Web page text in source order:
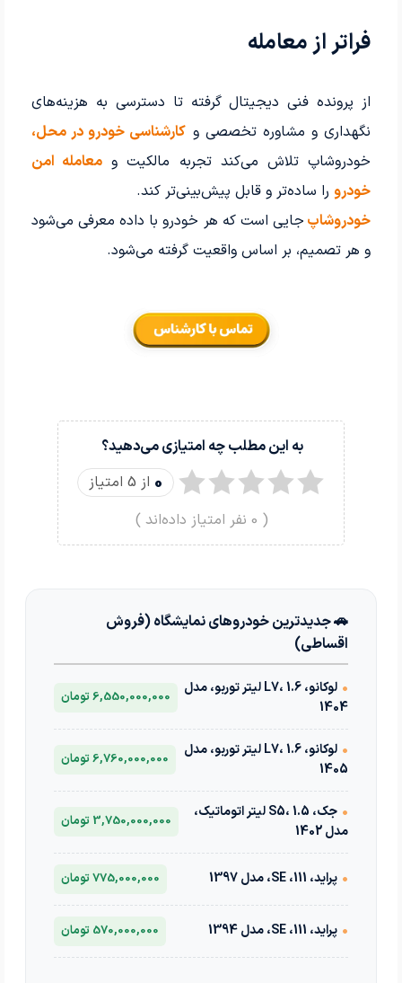
فراتر از معامله
از پرونده فنی دیجیتال گرفته تا دسترسی به هزینه‌های
نگهداری و مشاوره تخصصی و کارشناسی خودرو در محل،
خودروشاپ تلاش می‌کند تجربه مالکیت و معامله امن
خودرو را ساده‌تر و قابل پیش‌بینی‌تر کند.
خودروشاپ جایی است که هر خودرو با داده معرفی می‌شود
و هر تصمیم، بر اساس واقعیت گرفته می‌شود.
به این مطلب چه امتیازی می‌دهید؟
0 از 5 امتیاز
(
0 نفر امتیاز داده‌اند )
🚗 جدیدترین خودروهای نمایشگاه (فروش
اقساطی)
•
لوکانو، L7، 1.6 لیتر توربو، مدل
1404
6,550,000,000 تومان
•
لوکانو، L7، 1.6 لیتر توربو، مدل
1405
6,760,000,000 تومان
•
جک، S5، 1.5 لیتر اتوماتیک،
مدل 1402
3,750,000,000 تومان
• پراید، 111، SE، مدل 1397 775,000,000 تومان
• پراید، 111، SE، مدل 1394 570,000,000 تومان